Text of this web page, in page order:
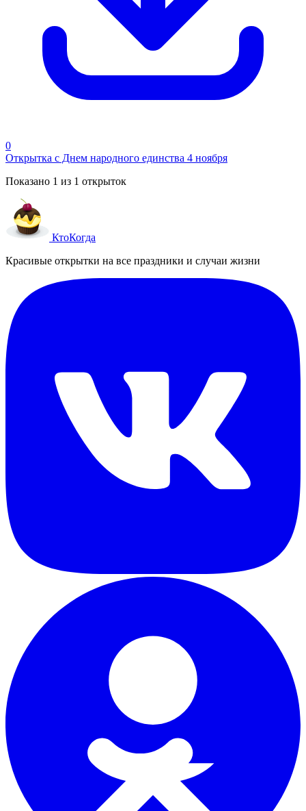
0
Открытка с Днем народного единства 4 ноября
Показано 1 из 1 открыток
КтоКогда
Красивые открытки на все праздники и случаи жизни